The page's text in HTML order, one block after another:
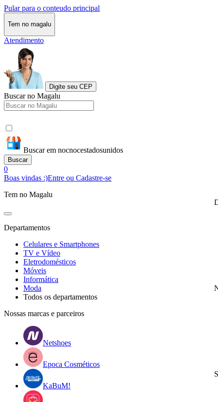
Pular para o conteudo principal
Tem no magalu
Atendimento
Digite seu CEP
Buscar no Magalu
Buscar em nocnocestadosunidos
Buscar
0
Boas vindas :)Entre ou Cadastre-se
Tem no Magalu
Departamentos
Celulares e Smartphones
TV e Vídeo
Eletrodomésticos
Móveis
Informática
Moda
Todos os departamentos
Nossas marcas e parceiros
Netshoes
Epoca Cosméticos
KaBuM!